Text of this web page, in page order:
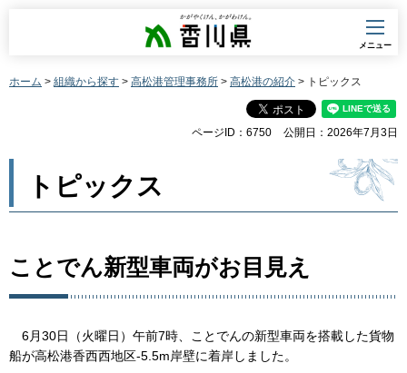
香川県
メニュー
ホーム > 組織から探す > 高松港管理事務所 > 高松港の紹介 > トピックス
ページID：6750 公開日：2026年7月3日
トピックス
ことでん新型車両がお目見え
6月30日（火曜日）午前7時、ことでんの新型車両を搭載した貨物
船が高松港香西西地区-5.5m岸壁に着岸しました。